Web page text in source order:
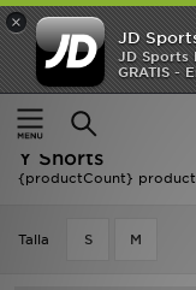
×
JD
JD Sports
GRATIS -
Página principal
Naranja
Y Shorts
{productCount}
Talla S M
Hombre
Mujer
Niños